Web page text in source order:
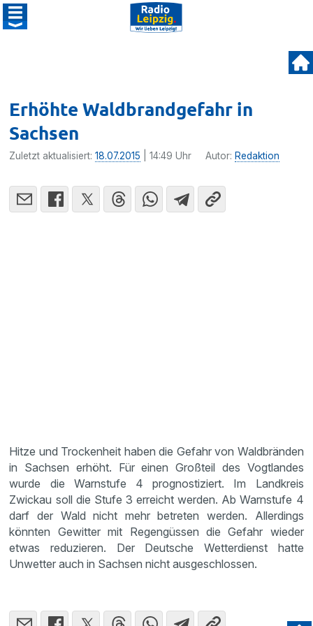
Erhöhte Waldbrandgefahr in
Sachsen
Zuletzt aktualisiert:18.07.2015 | 14:49 Uhr Autor: Redaktion
Hitze und Trocken­heit haben die Gefahr von Waldbränden
in Sachsen erhöht. Für einen Großteil des Vogtlandes
wurde die Warnstufe 4 prognos­ti­ziert. Im Landkreis
Zwickau soll die Stufe 3 erreicht werden. Ab Warnstufe 4
darf der Wald nicht mehr betreten werden. Aller­dings
könnten Gewitter mit Regen­güssen die Gefahr wieder
etwas reduzieren. Der Deutsche Wetter­dienst hatte
Unwetter auch in Sachsen nicht ausge­schlossen.